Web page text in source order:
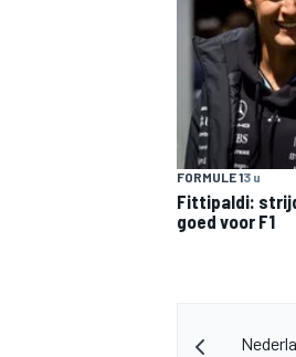
FORMULE 13 u
Fittipaldi:
goed voor F1